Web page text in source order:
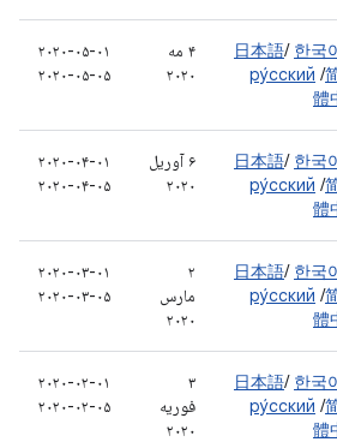
日本語/ 한국
ру́сский /
體
۴ مه
۲۰۲۰
۲۰۲۰-۰۵-۰۱
۲۰۲۰-۰۵-۰۵
日本語/ 한국
ру́сский /
體
۶ آوریل
۲۰۲۰
۲۰۲۰-۰۴-۰۱
۲۰۲۰-۰۴-۰۵
日本語/ 한국
ру́сский /
體
۲
مارس
۲۰۲۰
۲۰۲۰-۰۳-۰۱
۲۰۲۰-۰۳-۰۵
日本語/ 한국
ру́сский /
體
۳
فوریه
۲۰۲۰
۲۰۲۰-۰۲-۰۱
۲۰۲۰-۰۲-۰۵